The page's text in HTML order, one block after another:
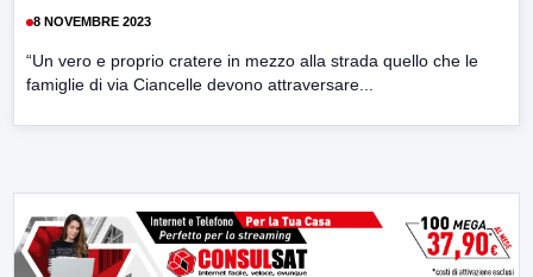
8 NOVEMBRE 2023
“Un vero e proprio cratere in mezzo alla strada quello che le
famiglie di via Ciancelle devono attraversare...